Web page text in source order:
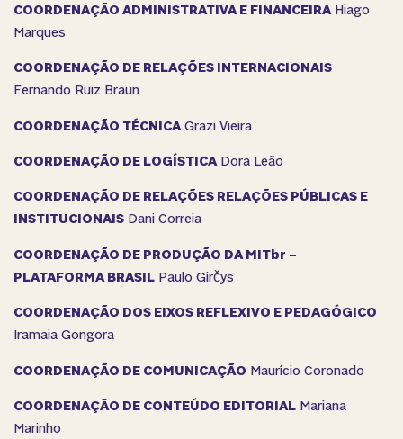
COORDENAÇÃO ADMINISTRATIVA E FINANCEIRAHiago
Marques
COORDENAÇÃO DE RELAÇÕES INTERNACIONAIS
Fernando Ruiz Braun
COORDENAÇÃO TÉCNICAGrazi Vieira
COORDENAÇÃO DE LOGÍSTICADora Leão
COORDENAÇÃO DE RELAÇÕES RELAÇÕES PÚBLICAS E
INSTITUCIONAIS Dani Correia
COORDENAÇÃO DE PRODUÇÃO DA MITbr –
PLATAFORMA BRASIL Paulo Girčys
COORDENAÇÃO DOS EIXOS REFLEXIVO E PEDAGÓGICO
Iramaia Gongora
COORDENAÇÃO DE COMUNICAÇÃO Maurício Coronado
COORDENAÇÃO DE CONTEÚDO EDITORIAL Mariana
Marinho